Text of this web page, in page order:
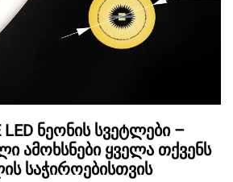
LED ნეონის სვეტლები –
ამოხსნები ყველა თქვენს
საჭიროებისთვის